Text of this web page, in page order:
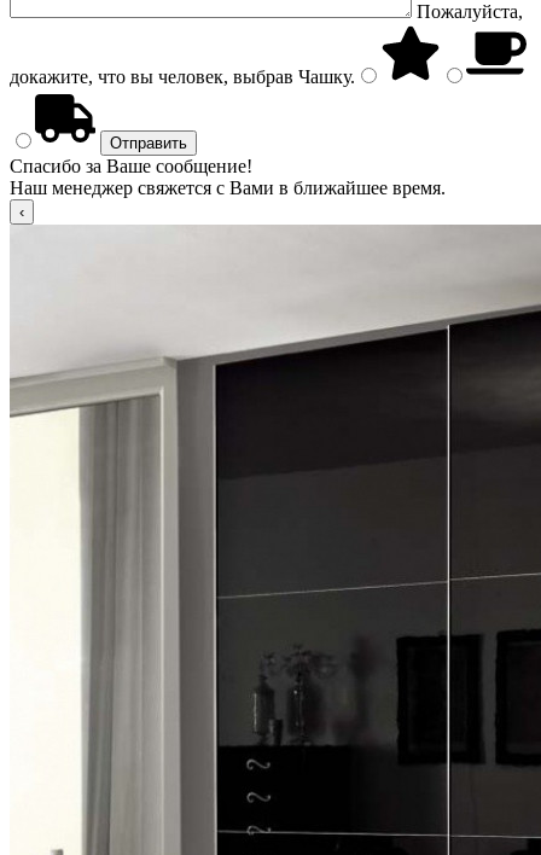
Пожалуйста,
докажите, что вы человек, выбрав Чашку.
Спасибо за Ваше сообщение!
Наш менеджер свяжется с Вами в ближайшее время.